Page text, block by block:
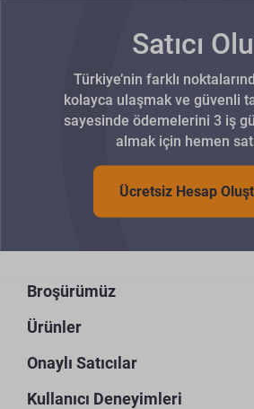
Satıcı
Türkiye’nin farklı
kolayca ulaşmak ve güvenli
sayesinde ödemelerini 3 iş
almak için hemen
Ücretsiz Hesap
Broşürümüz
Ürünler
Onaylı Satıcılar
Kullanıcı Deneyimleri